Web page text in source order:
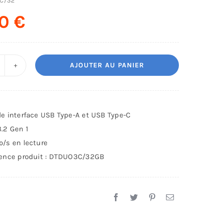
€
AJOUTER AU PANIER
interface USB Type-A et USB Type-C
Gen 1
s en lecture
produit : DTDUO3C/32GB